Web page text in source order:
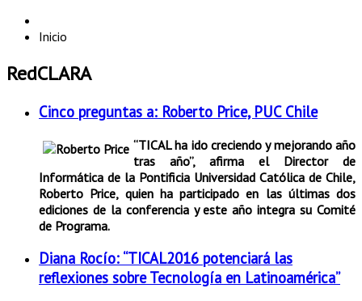
Inicio
RedCLARA
Cinco preguntas a: Roberto Price, PUC Chile
“TICAL ha ido creciendo y mejorando año
tras año”, afirma el Director de
Informática de la Pontificia Universidad Católica de Chile,
Roberto Price, quien ha participado en las últimas dos
ediciones de la conferencia y este año integra su Comité
de Programa.
Diana Rocío: “TICAL2016 potenciará las
reflexiones sobre Tecnología en Latinoamérica”